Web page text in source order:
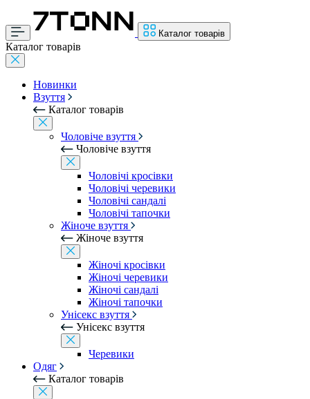
Каталог товарів
Каталог товарів
Новинки
Взуття
Каталог товарів
Чоловіче взуття
Чоловіче взуття
Чоловічі кросівки
Чоловічі черевики
Чоловічі сандалі
Чоловічі тапочки
Жіноче взуття
Жіноче взуття
Жіночі кросівки
Жіночі черевики
Жіночі сандалі
Жіночі тапочки
Унісекс взуття
Унісекс взуття
Черевики
Одяг
Каталог товарів